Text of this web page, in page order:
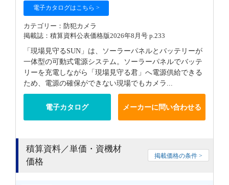
電子カタログはこちら >
カテゴリー：防犯カメラ
掲載誌：積算資料公表価格版2026年8月号 p.233
「現場見守るSUN」は、ソーラーパネルとバッテリーが
一体型の可動式電源システム。ソーラーパネルでバッテ
リーを充電しながら「現場見守る君」へ電源供給できる
ため、電源の確保ができない現場でもカメラ...
電子カタログ メーカーに問い合わせる
積算資料／単価・資機材
価格
掲載価格の条件 >